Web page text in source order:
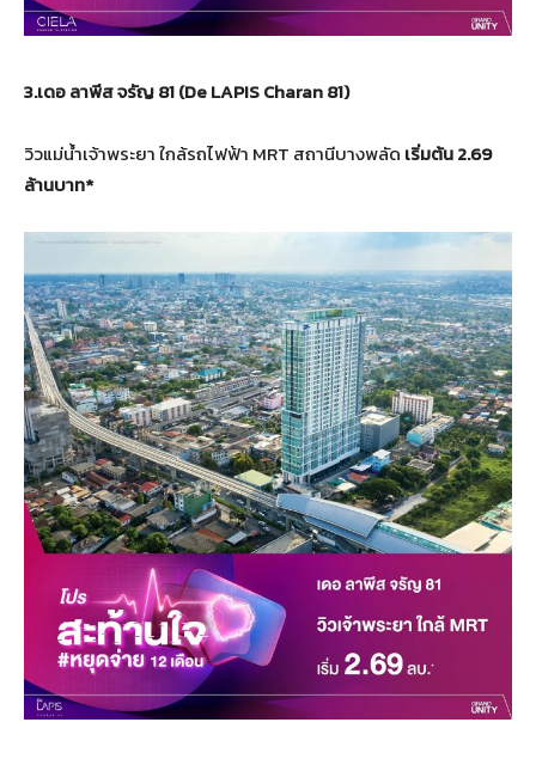
3.เดอ ลาพีส จรัญ81(De LAPIS Charan 81)
วิวแม่น้ำเจ้าพระยา ใกล้รถไฟฟ้า MRT สถานีบางพลัด เริ่มต้น2.69
ล้านบาท*